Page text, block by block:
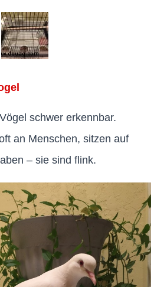
schwer erkennbar.
an Menschen, sitzen auf
– sie sind flink.